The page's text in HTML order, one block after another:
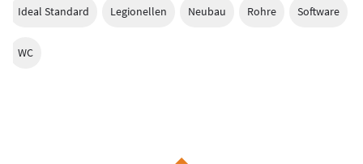
Ideal Standard Legionellen Neubau Rohre Software
WC